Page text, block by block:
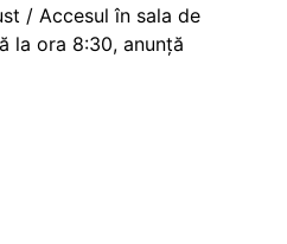
/ Accesul în sala de
la ora 8:30, anunță